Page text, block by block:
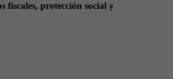
fiscales, protección social y